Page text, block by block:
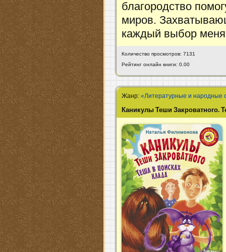
благородство
миров.
каждый выбор
Количество просмотров: 7131
Рейтинг онлайн книги: 0.00
Жанр:«Литературные и народные
Каникулы Теши Закроватного.